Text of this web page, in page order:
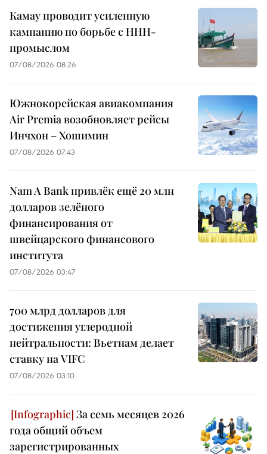
Камау проводит усиленную
кампанию по борьбе с ННН-
промыслом
07/08/2026 08:26
Южнокорейская авиакомпания
Air Premia возобновляет рейсы
Инчхон – Хошимин
07/08/2026 07:43
Nam A Bank привлёк ещё 20 млн
долларов зелёного
финансирования от
швейцарского финансового
института
07/08/2026 03:47
700 млрд долларов для
достижения углеродной
нейтральности: Вьетнам делает
ставку на VIFC
07/08/2026 03:10
За семь месяцев 2026
года общий объем
зарегистрированных